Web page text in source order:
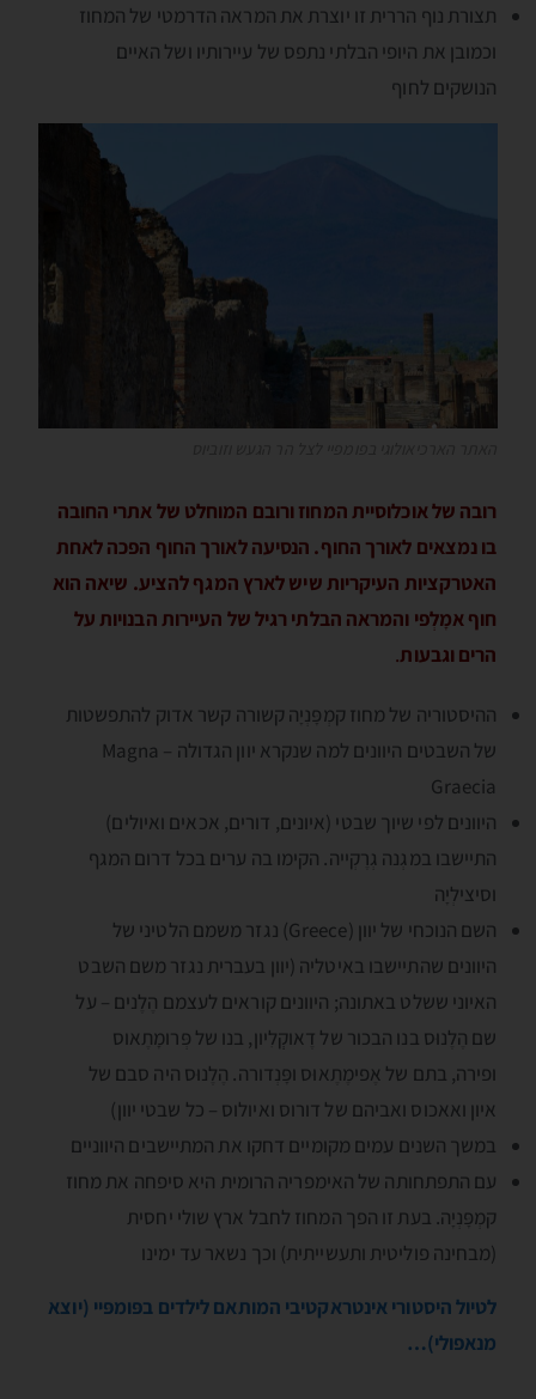
תצורת נוף הררית זו יוצרת את המראה הדרמטי של המחוז
וכמובן את היופי הבלתי נתפס של עיירותיו ושל האיים
הנושקים לחוף
רובה של אוכלוסיית המחוז ורובם המוחלט של אתרי החובה
בו נמצאים לאורך החוף. הנסיעה לאורך החוף הפכה לאחת
האטרקציות העיקריות שיש לארץ המגף להציע. שיאה הוא
חוף אמָלְפי והמראה הבלתי רגיל של העיירות הבנויות על
הרים וגבעות.
ההיסטוריה של מחוז קמְפָּנְיָה קשורה קשר אדוק להתפשטות
של השבטים היוונים למה שנקרא יוון הגדולה – Magna
Graecia
היוונים לפי שיוך שבטי (איונים, דורים, אכאים ואיולים)
התיישבו במגְנה גְרֶקְייה. הקימו בה ערים בכל דרום המגף
וסיצילְיָה
השם הנוכחי של יוון (Greece) נגזר משמם הלטיני של
היוונים שהתיישבו באיטליה (יוון בעברית נגזר משם השבט
האיוני ששלט באתונה; היוונים קוראים לעצמם הֶלֶנים – על
שם הֶלֶנוּס בנו הבכור של דֶאוקְְלִיון, בנו של פְּרומָתֶאוס
ופירה, בתם של אֶפימֶתֶאוּס ופָּנְדורה. הֶלֶנוּס היה סבם של
איון ואאכוס ואביהם של דורוס ואיולוס – כל שבטי יוון)
במשך השנים עמים מקומיים דחקו את המתיישבים היווניים
עם התפתחותה של האימפריה הרומית היא סיפחה את מחוז
קמְפָּנְיָה. בעת זו הפך המחוז לחבל ארץ שולי יחסית
(מבחינה פוליטית ותעשייתית) וכך נשאר עד ימינו
לטיול היסטורי אינטראקטיבי המותאם לילדים בפּומפּיי (יוצא
מנאפולי)…